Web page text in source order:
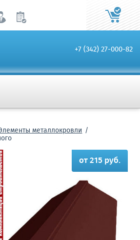
+7 (342) 27-000-82
металлокровли
от 215 руб.